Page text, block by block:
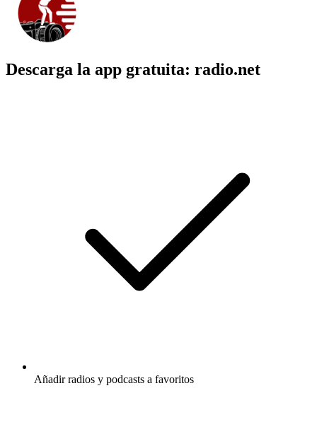
Descarga la app gratuita: radio.net
Añadir radios y podcasts a favoritos